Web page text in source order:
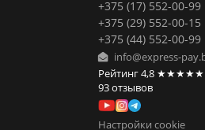
+375 (17) 552-00-99
+375 (29) 552-00-15
+375 (44) 552-00-99
info@express-
Рейтинг4,8 ★★★★★
93отзывов
Настройки cookie